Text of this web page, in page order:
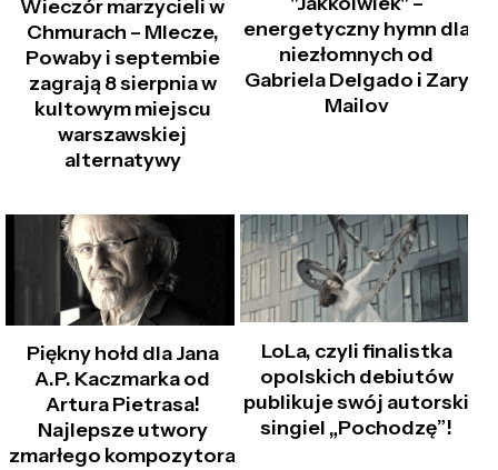
Wieczór marzycieli w
Chmurach – Mlecze,
Powaby i septembie
zagrają 8 sierpnia w
kultowym miejscu
warszawskiej
alternatywy
energetyczny hymn dla
niezłomnych od
Gabriela Delgado i Zary
Mailov
Piękny hołd dla Jana
A.P. Kaczmarka od
Artura Pietrasa!
Najlepsze utwory
zmarłego kompozytora
LoLa, czyli finalistka
opolskich debiutów
publikuje swój autorski
singiel „Pochodzę”!